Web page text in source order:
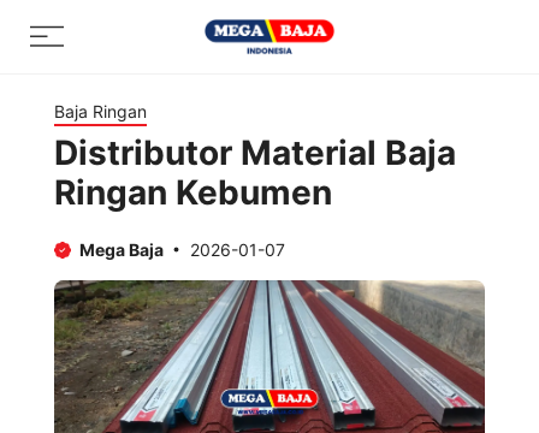
Menu
Baja Ringan
Distributor Material Baja
Ringan Kebumen
Mega Baja 2026-01-07